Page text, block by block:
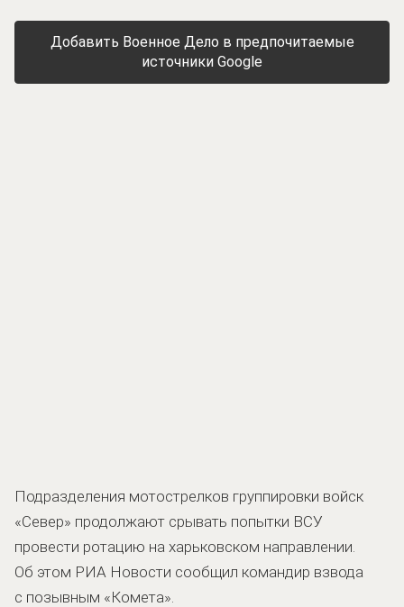
Добавить Военное Дело в предпочитаемые
источники Google
Подразделения мотострелков группировки войск
«Север» продолжают срывать попытки ВСУ
провести ротацию на харьковском направлении.
Об этом РИА Новости сообщил командир взвода
с позывным «Комета».